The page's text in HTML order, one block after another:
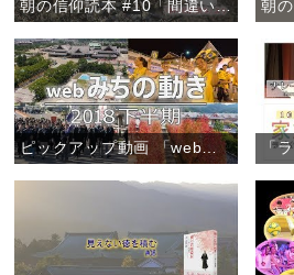
朝の信仰読本 #10「間違い電話を喜ぶ心」
ピックアップ動画 「webみちの動き 2018下半期」